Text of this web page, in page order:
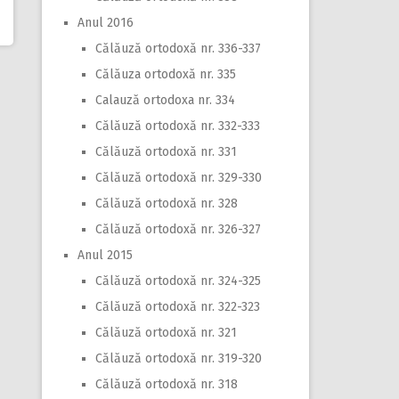
Anul 2016
Călăuză ortodoxă nr. 336-337
Călăuza ortodoxă nr. 335
Calauză ortodoxa nr. 334
Călăuză ortodoxă nr. 332-333
Călăuză ortodoxă nr. 331
Călăuză ortodoxă nr. 329-330
Călăuză ortodoxă nr. 328
Călăuză ortodoxă nr. 326-327
Anul 2015
Călăuză ortodoxă nr. 324-325
Călăuză ortodoxă nr. 322-323
Călăuză ortodoxă nr. 321
Călăuză ortodoxă nr. 319-320
Călăuză ortodoxă nr. 318